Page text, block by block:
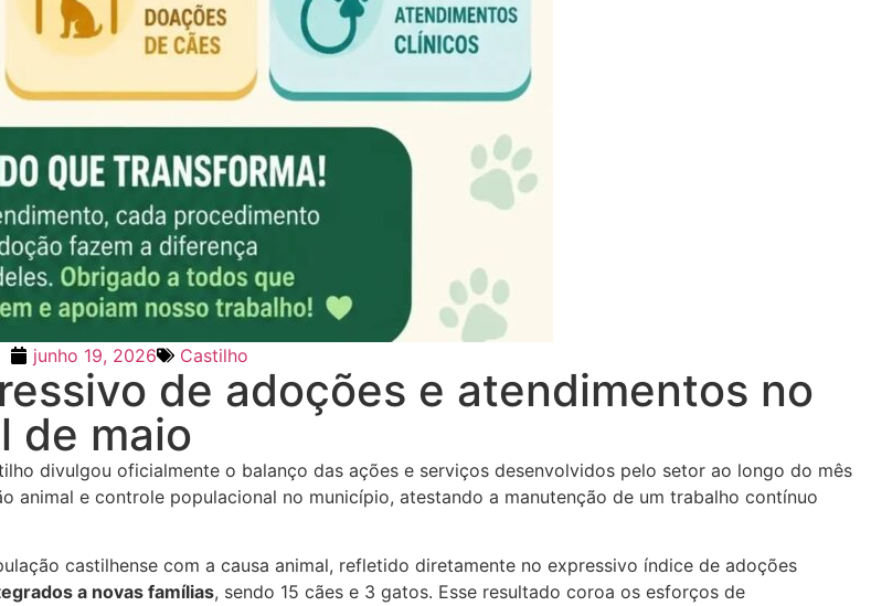
junho 19, 2026 Castilho
de adoções e atendimentos no
de maio
divulgou oficialmente o balanço das ações e serviços desenvolvidos pelo setor ao longo do mês
e controle populacional no município, atestando a manutenção de um trabalho contínuo
castilhense com a causa animal, refletido diretamente no expressivo índice de adoções
a novas famílias, sendo 15 cães e 3 gatos. Esse resultado coroa os esforços de